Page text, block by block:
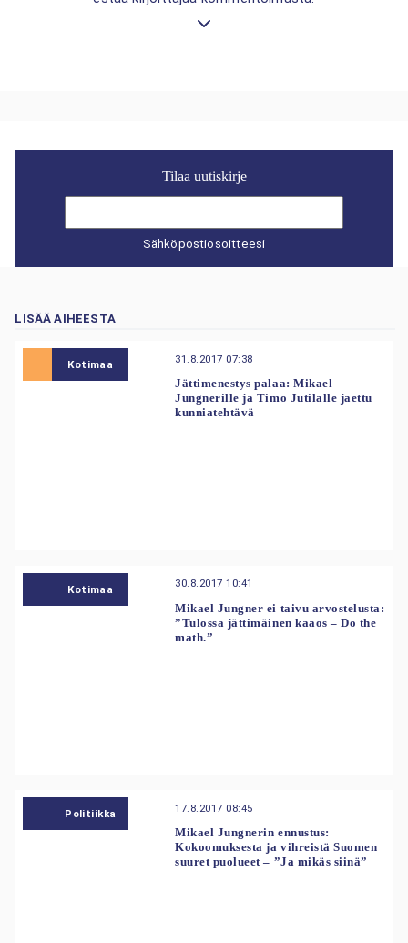
Tilaa uutiskirje
Sähköpostiosoitteesi
LISÄÄ AIHEESTA
Kotimaa 31.8.2017 07:38
Jättimenestys palaa: Mikael
Jungnerille ja Timo Jutilalle jaettu
kunniatehtävä
Kotimaa 30.8.2017 10:41
Mikael Jungner ei taivu arvostelusta:
”Tulossa jättimäinen kaaos – Do the
math.”
Politiikka 17.8.2017 08:45
Mikael Jungnerin ennustus:
Kokoomuksesta ja vihreistä Suomen
suuret puolueet – ”Ja mikäs siinä”